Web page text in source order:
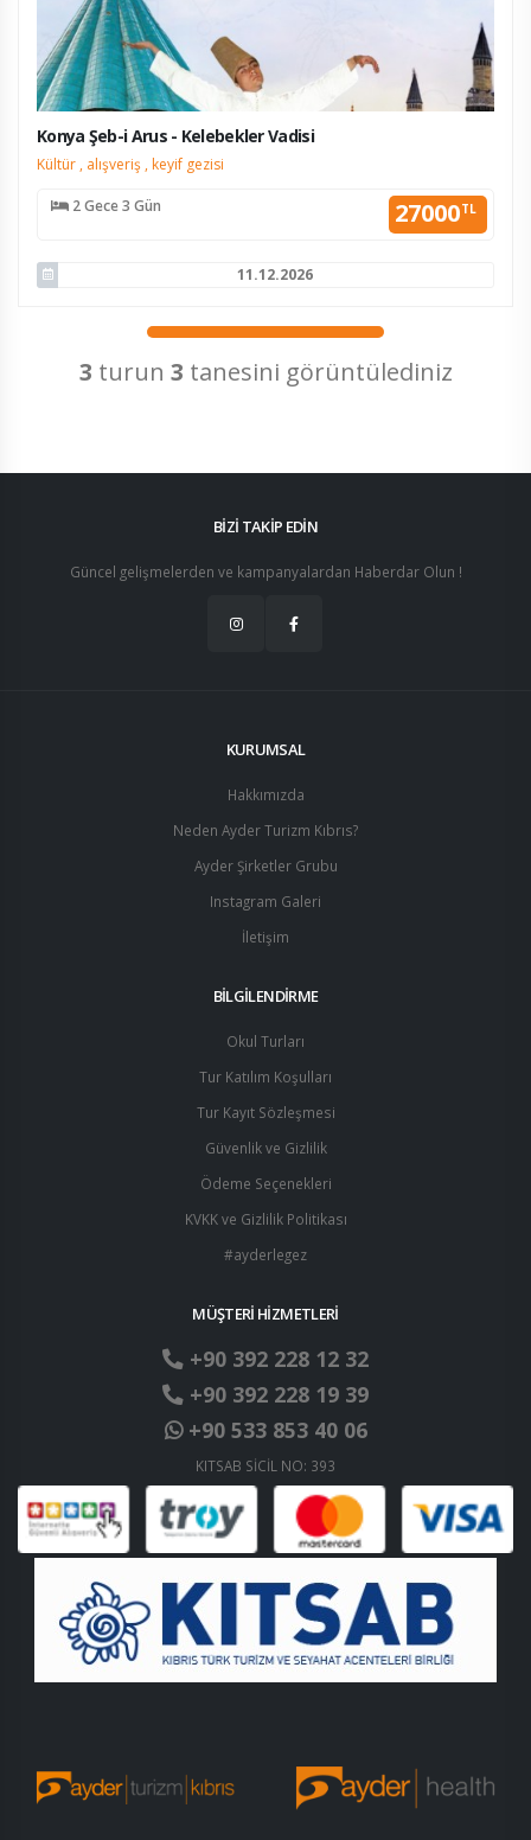
Konya Şeb-i Arus - Kelebekler Vadisi
Kültür , alışveriş , keyif gezisi
2 Gece 3 Gün 27000TL
11.12.2026
3 turun 3 tanesini görüntülediniz
BİZİ TAKİP EDİN
Güncel gelişmelerden ve kampanyalardan Haberdar Olun !
KURUMSAL
Hakkımızda
Neden Ayder Turizm Kıbrıs?
Ayder Şirketler Grubu
Instagram Galeri
İletişim
BİLGİLENDİRME
Okul Turları
Tur Katılım Koşulları
Tur Kayıt Sözleşmesi
Güvenlik ve Gizlilik
Ödeme Seçenekleri
KVKK ve Gizlilik Politikası
#ayderlegez
MÜŞTERİ HİZMETLERİ
+90 392 228 12 32
+90 392 228 19 39
+90 533 853 40 06
KITSAB SİCİL NO: 393